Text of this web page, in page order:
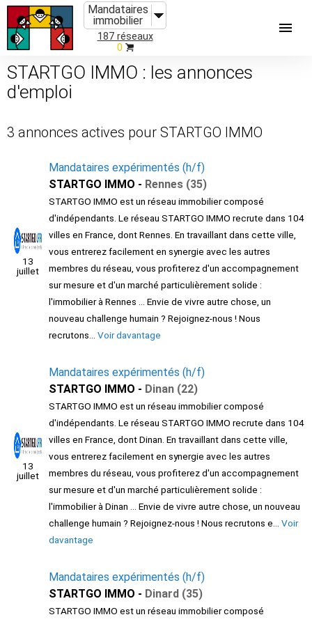
Mandataires
immobilier
187 réseaux
0
STARTGO IMMO : les annonces
d'emploi
3 annonces actives pour STARTGO IMMO
13
juillet
Mandataires expérimentés (h/f)
STARTGO IMMO - Rennes (35)
STARTGO IMMO est un réseau immobilier composé
d'indépendants. Le réseau STARTGO IMMO recrute dans 104
villes en France, dont Rennes. En travaillant dans cette ville,
vous entrerez facilement en synergie avec les autres
membres du réseau, vous profiterez d'un accompagnement
sur mesure et d'un marché particulièrement solide :
l'immobilier à Rennes ... Envie de vivre autre chose, un
nouveau challenge humain ? Rejoignez-nous ! Nous
recrutons... Voir davantage
13
juillet
Mandataires expérimentés (h/f)
STARTGO IMMO - Dinan (22)
STARTGO IMMO est un réseau immobilier composé
d'indépendants. Le réseau STARTGO IMMO recrute dans 104
villes en France, dont Dinan. En travaillant dans cette ville,
vous entrerez facilement en synergie avec les autres
membres du réseau, vous profiterez d'un accompagnement
sur mesure et d'un marché particulièrement solide :
l'immobilier à Dinan ... Envie de vivre autre chose, un nouveau
challenge humain ? Rejoignez-nous ! Nous recrutons e... Voir
davantage
Mandataires expérimentés (h/f)
STARTGO IMMO - Dinard (35)
STARTGO IMMO est un réseau immobilier composé